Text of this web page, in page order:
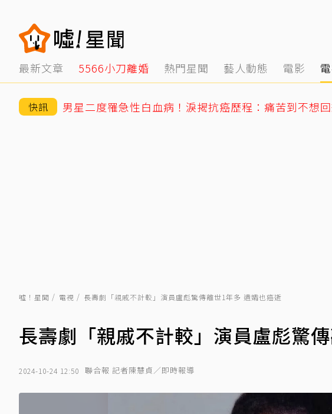
最新文章 5566小刀離婚 熱門星聞 藝人動態 電影
快訊 男星二度罹急性白血病！淚揭抗癌歷程：痛苦到不想
噓！星聞 電視 長壽劇「親戚不計較」演員盧彪驚傳離世1年多 遺孀也癌逝
長壽劇「親戚不計較」演員盧彪驚
2024-10-24 12:50 聯合報 記者陳慧貞／即時報導